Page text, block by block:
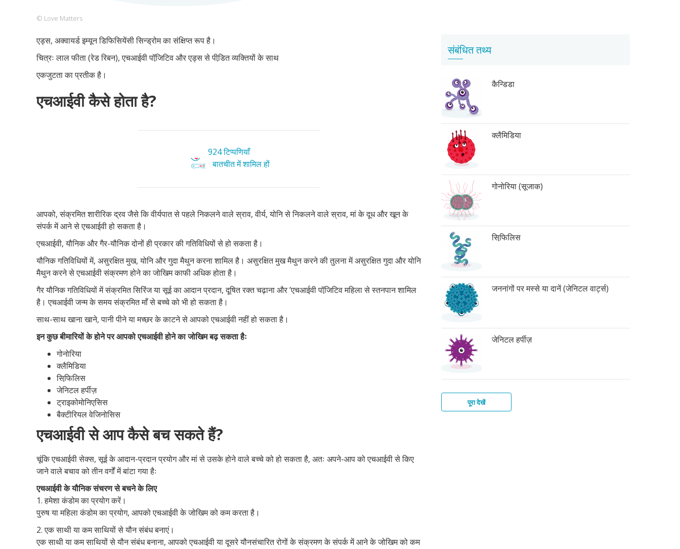
Footer
Company
हमारे सिद्धांत Just Poocho संपर्क करें
© Love Matters
एड्स, अक्वायर्ड इम्यून डिफिसियेंसी सिन्ड्रोम का संक्षिप्त रूप है।
चित्रः लाल फीता (रेड रिबन), एचआईवी पॉजि़टिव और एड्स से पीडि़त व्यक्तियों के साथ
एकजुटता का प्रतीक है।
एचआईवी कैसे होता है?
924 टिप्पणियाँ
बातचीत में शामिल हों
आपको, संक्रमित शारीरिक द्रव जैसे कि वीर्यपात से पहले निकलने वाले स्राव, वीर्य, योनि से निकलने वाले स्राव, मां के दूध और खून के
संपर्क में आने से एचआईवी हो सकता है।
एचआईवी, यौनिक और गैर-यौनिक दोनों ही प्रकार की गतिविधियों से हो सकता है।
यौनिक गतिविधियों में, असुरक्षित मुख, योनि और गुदा मैथुन करना शामिल है। असुरक्षित मुख मैथुन करने की तुलना में असुरक्षित गुदा और योनि
मैथुन करने से एचआईवी संक्रमण होने का जोखिम काफी अधिक होता है।
गैर यौनिक गतिविधियों में संक्रमित सिरिंज या सूई का आदान प्रदान, दूषित रक्त चढ़ाना और ’एचआईवी पॉजि़टिव महिला से स्तनपान शामिल
है। एचआईवी जन्म के समय संक्रमित माँ से बच्चे को भी हो सकता है।
साथ-साथ खाना खाने, पानी पीने या मच्छर के काटने से आपको एचआईवी नहीं हो सकता है।
इन कुछ बीमारियों के होने पर आपको एचआईवी होने का जोखिम बढ़ सकता हैः
गोनोरिया
क्लैमिडिया
सिफि़लिस
जेनिटल हर्पीज़
ट्राइकोमोनिएसिस
बैक्टीरियल वेजिनोसिस
एचआईवी से आप कैसे बच सकते हैं?
चूंकि एचआईवी सेक्स, सूई के आदान-प्रदान प्रयोग और मां से उसके होने वाले बच्चे को हो सकता है, अतः अपने-आप को एचआईवी से किए
जाने वाले बचाव को तीन वर्गों में बांटा गया हैः
एचआईवी के यौनिक संचरण से बचने के लिए
1. हमेशा कंडोम का प्रयोग करें।
पुरुष या महिला कंडोम का प्रयोग, आपको एचआईवी के जोखिम को कम करता है।
2. एक साथी या कम साथियों से यौन संबंध बनाएं।
एक साथी या कम साथियों से यौन संबंध बनाना, आपको एचआईवी या दूसरे यौनसंचारित रोगों के संक्रमण के संपर्क में आने के जोखिम को कम
संबंधित तथ्य
कैन्डिडा
क्लैमिडिया
गोनोरिया (सूजाक)
सिफि़लिस
जननांगों पर मस्से या दानें (जेनिटल वार्ट्स)
जेनिटल हर्पीज़
पूरा देखें